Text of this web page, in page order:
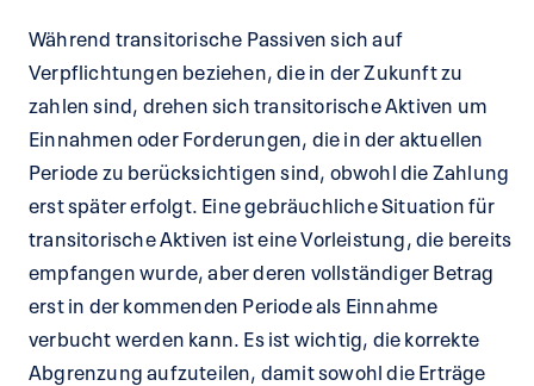
Während transitorische Passiven sich auf
Verpflichtungen beziehen, die in der Zukunft zu
zahlen sind, drehen sich transitorische Aktiven um
Einnahmen oder Forderungen, die in der aktuellen
Periode zu berücksichtigen sind, obwohl die Zahlung
erst später erfolgt. Eine gebräuchliche Situation für
transitorische Aktiven ist eine Vorleistung, die bereits
empfangen wurde, aber deren vollständiger Betrag
erst in der kommenden Periode als Einnahme
verbucht werden kann. Es ist wichtig, die korrekte
Abgrenzung aufzuteilen, damit sowohl die Erträge